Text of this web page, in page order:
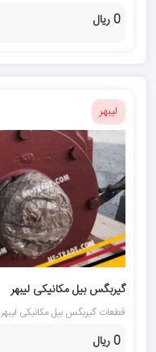
0 ریال
لیبهر
گيربگس بيل مكانيكى لیبهر
قطعات گيربگس بيل مكانيكى لیبهر
0 ریال